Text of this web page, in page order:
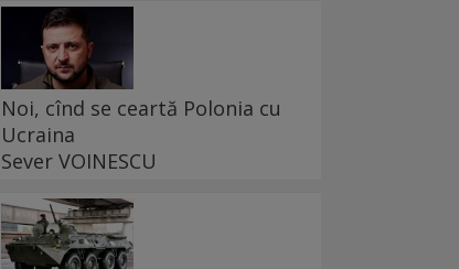
Noi, cînd se ceartă Polonia cu
Ucraina
Sever VOINESCU